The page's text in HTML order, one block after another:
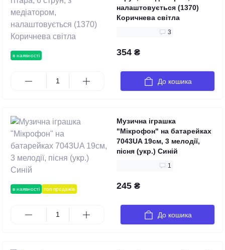
в наявності
налаштовується (1370)
Коричнева світла
3
354 ₴
До кошика
в наявності топ продажів
Музична іграшка
"Мікрофон" на батарейках
7043UA 19см, 3 мелодії,
пісня (укр.) Синій
1
245 ₴
До кошика